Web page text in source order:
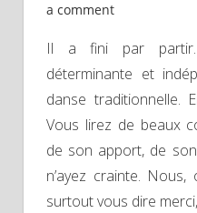
a comment
Il a fini par partir.
déterminante et
danse traditionnelle.
Vous lirez de beaux
de son apport, de
n’ayez crainte.
surtout vous dire